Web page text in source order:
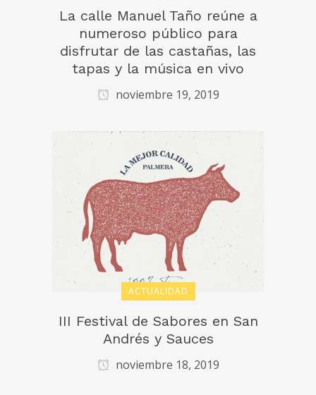
La calle Manuel Taño reúne a
numeroso público para
disfrutar de las castañas, las
tapas y la música en vivo
noviembre 19, 2019
ACTUALIDAD
III Festival de Sabores en San
Andrés y Sauces
noviembre 18, 2019